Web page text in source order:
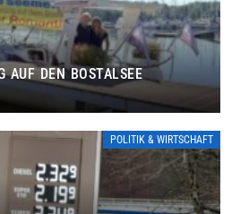
AUF DEN BOSTALSEE
POLITIK & WIRTSCHAFT